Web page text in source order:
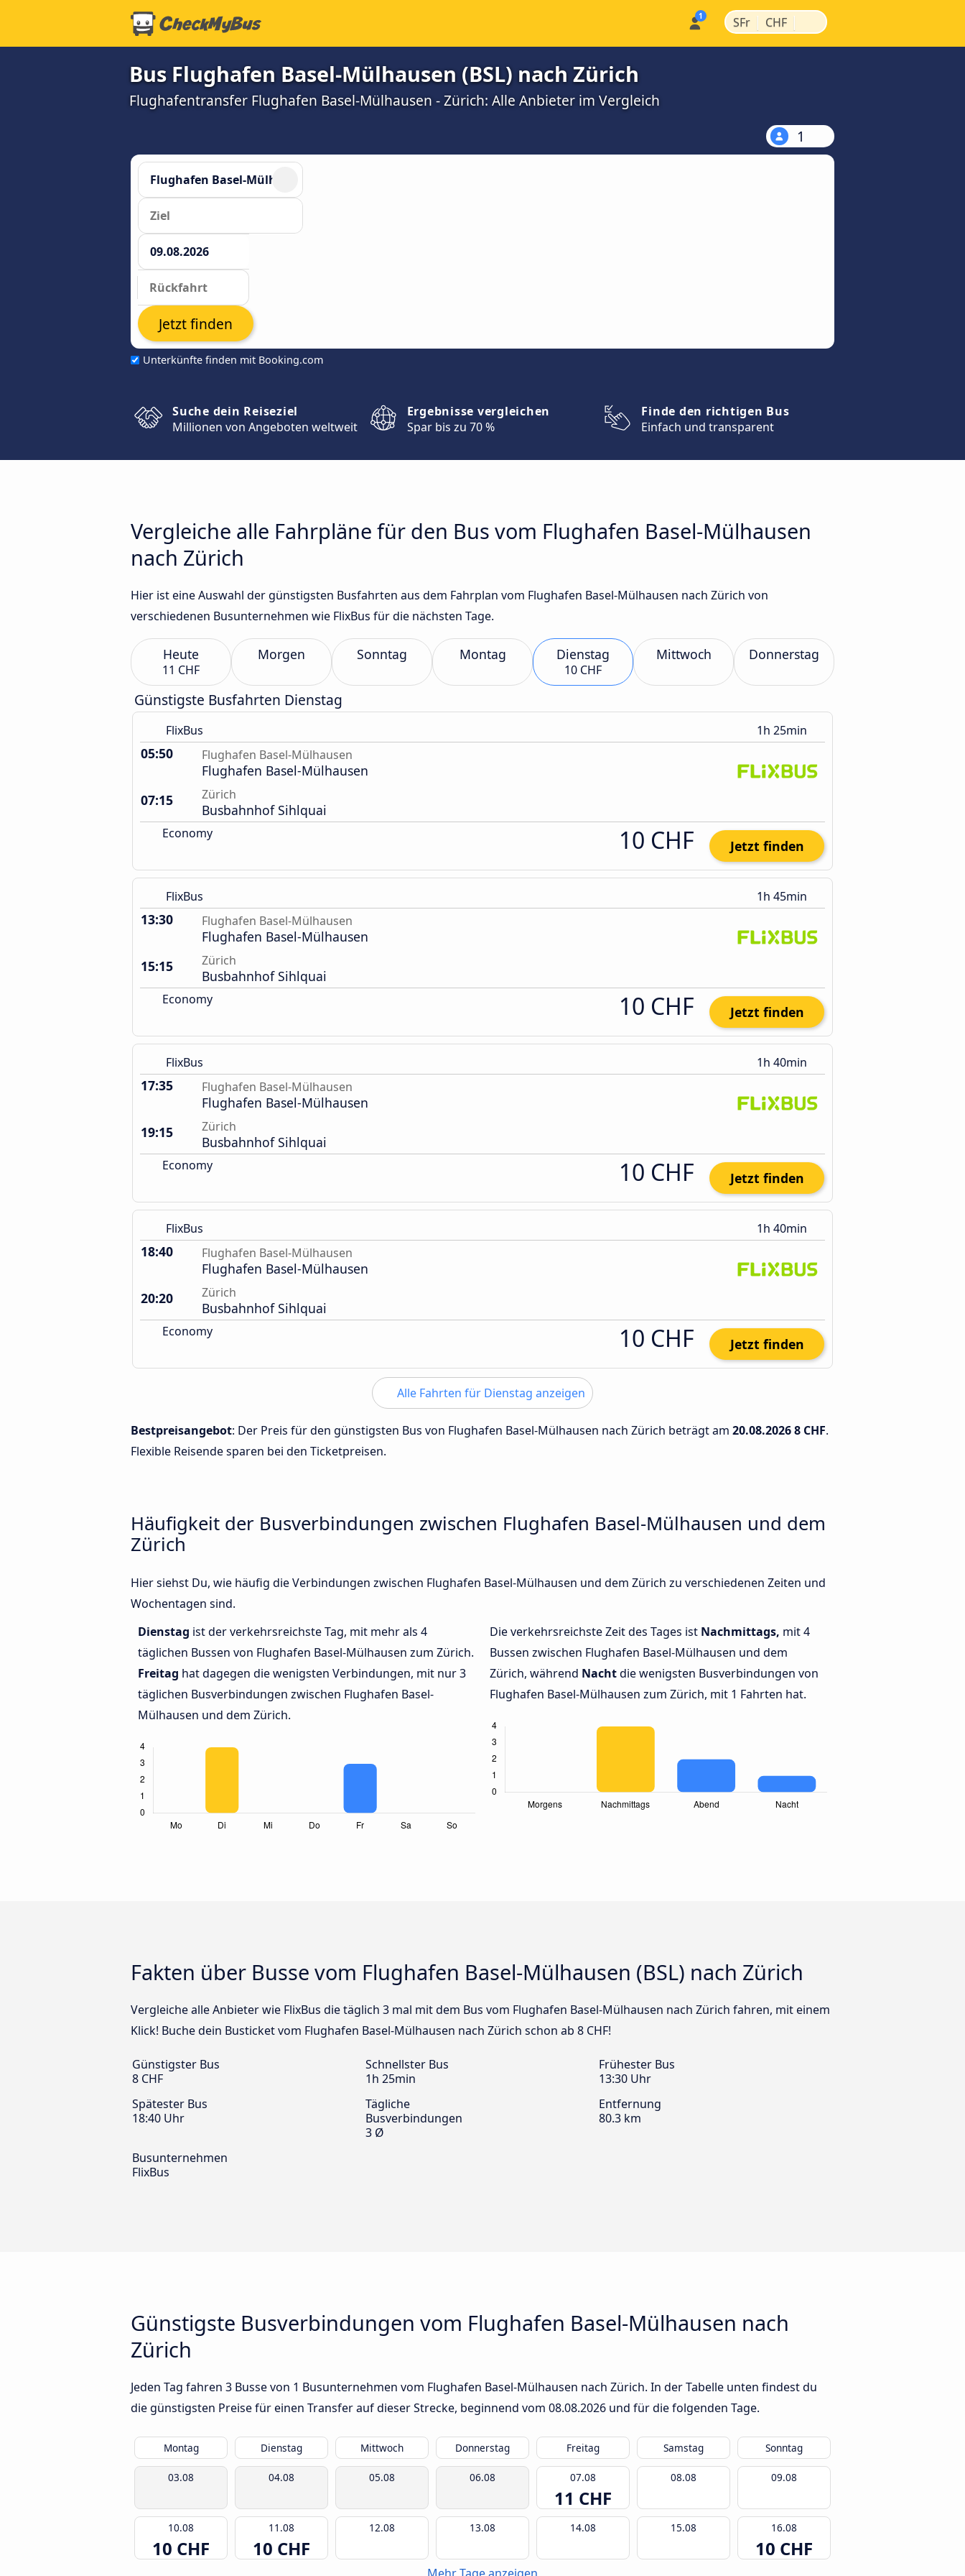
SFr | CHF |
Bus Flughafen Basel-Mülhausen (BSL) nach Zürich
Flughafentransfer Flughafen Basel-Mülhausen - Zürich: Alle Anbieter im Vergleich
1
Unterkünfte finden mit Booking.com
Jetzt finden
Suche dein Reiseziel
Millionen von Angeboten weltweit
Ergebnisse vergleichen
Spar bis zu 70 %
Finde den richtigen Bus
Einfach und transparent
Vergleiche alle Fahrpläne für den Bus vom Flughafen Basel-Mülhausen
nach Zürich
Hier ist eine Auswahl der günstigsten Busfahrten aus dem Fahrplan vom Flughafen Basel-Mülhausen nach Zürich von
verschiedenen Busunternehmen wie FlixBus für die nächsten Tage.
Heute
11 CHF
Morgen Sonntag Montag Dienstag
10 CHF
Mittwoch Donnerstag
Günstigste Busfahrten Dienstag
FlixBus 1h 25min
05:50 Flughafen Basel-Mülhausen
Flughafen Basel-Mülhausen
07:15
Zürich
Busbahnhof Sihlquai
Economy 10 CHF Jetzt finden
FlixBus 1h 45min
13:30 Flughafen Basel-Mülhausen
Flughafen Basel-Mülhausen
15:15
Zürich
Busbahnhof Sihlquai
Economy 10 CHF Jetzt finden
FlixBus 1h 40min
17:35 Flughafen Basel-Mülhausen
Flughafen Basel-Mülhausen
19:15
Zürich
Busbahnhof Sihlquai
Economy 10 CHF Jetzt finden
FlixBus 1h 40min
18:40 Flughafen Basel-Mülhausen
Flughafen Basel-Mülhausen
20:20
Zürich
Busbahnhof Sihlquai
Economy 10 CHF Jetzt finden
Alle Fahrten für Dienstag anzeigen
Bestpreisangebot: Der Preis für den günstigsten Bus von Flughafen Basel-Mülhausen nach Zürich beträgt am 20.08.20268 CHF.
Flexible Reisende sparen bei den Ticketpreisen.
Häufigkeit der Busverbindungen zwischen Flughafen Basel-Mülhausen und dem
Zürich
Hier siehst Du, wie häufig die Verbindungen zwischen Flughafen Basel-Mülhausen und dem Zürich zu verschiedenen Zeiten und
Wochentagen sind.
Dienstag ist der verkehrsreichste Tag, mit mehr als 4
täglichen Bussen von Flughafen Basel-Mülhausen zum Zürich.
Freitag hat dagegen die wenigsten Verbindungen, mit nur 3
täglichen Busverbindungen zwischen Flughafen Basel-
Mülhausen und dem Zürich.
Die verkehrsreichste Zeit des Tages ist Nachmittags, mit 4
Bussen zwischen Flughafen Basel-Mülhausen und dem
Zürich, während Nachtdie wenigsten Busverbindungen von
Flughafen Basel-Mülhausen zum Zürich, mit 1 Fahrten hat.
Fakten über Busse vom Flughafen Basel-Mülhausen (BSL) nach Zürich
Vergleiche alle Anbieter wie FlixBus die täglich 3 mal mit dem Bus vom Flughafen Basel-Mülhausen nach Zürich fahren, mit einem
Klick! Buche dein Busticket vom Flughafen Basel-Mülhausen nach Zürich schon ab 8 CHF!
Günstigster Bus
8 CHF
Schnellster Bus
1h 25min
Frühester Bus
13:30 Uhr
Spätester Bus
18:40 Uhr
Tägliche
Busverbindungen
3 Ø
Entfernung
80.3 km
Busunternehmen
FlixBus
Günstigste Busverbindungen vom Flughafen Basel-Mülhausen nach
Zürich
Jeden Tag fahren 3 Busse von 1 Busunternehmen vom Flughafen Basel-Mülhausen nach Zürich. In der Tabelle unten findest du
die günstigsten Preise für einen Transfer auf dieser Strecke, beginnend vom 08.08.2026 und für die folgenden Tage.
Montag Dienstag Mittwoch Donnerstag Freitag Samstag Sonntag
03.08 04.08 05.08 06.08 07.08
11 CHF
08.08 09.08
10.08
10 CHF
11.08
10 CHF
12.08 13.08 14.08 15.08 16.08
10 CHF